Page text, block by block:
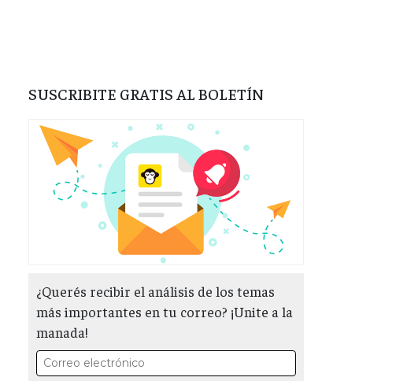
SUSCRIBITE GRATIS AL BOLETÍN
¿Querés recibir el análisis de los temas
más importantes en tu correo? ¡Unite a la
manada!